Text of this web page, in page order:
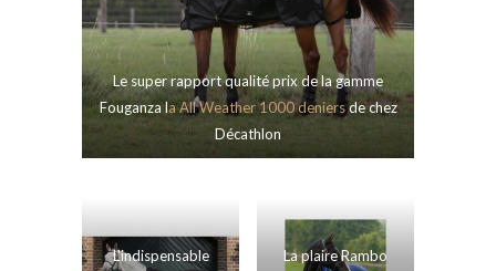
Le super rapport qualité prix de la gamme
Fouganza la All Weather 1000 deniersde chez
Décathlon
L’indispensable
La plaire Rambo